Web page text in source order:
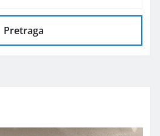
Pretraga